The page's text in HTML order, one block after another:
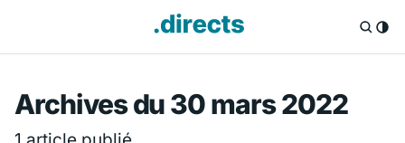
Directs.fr —
Archives du 30 mars 2022